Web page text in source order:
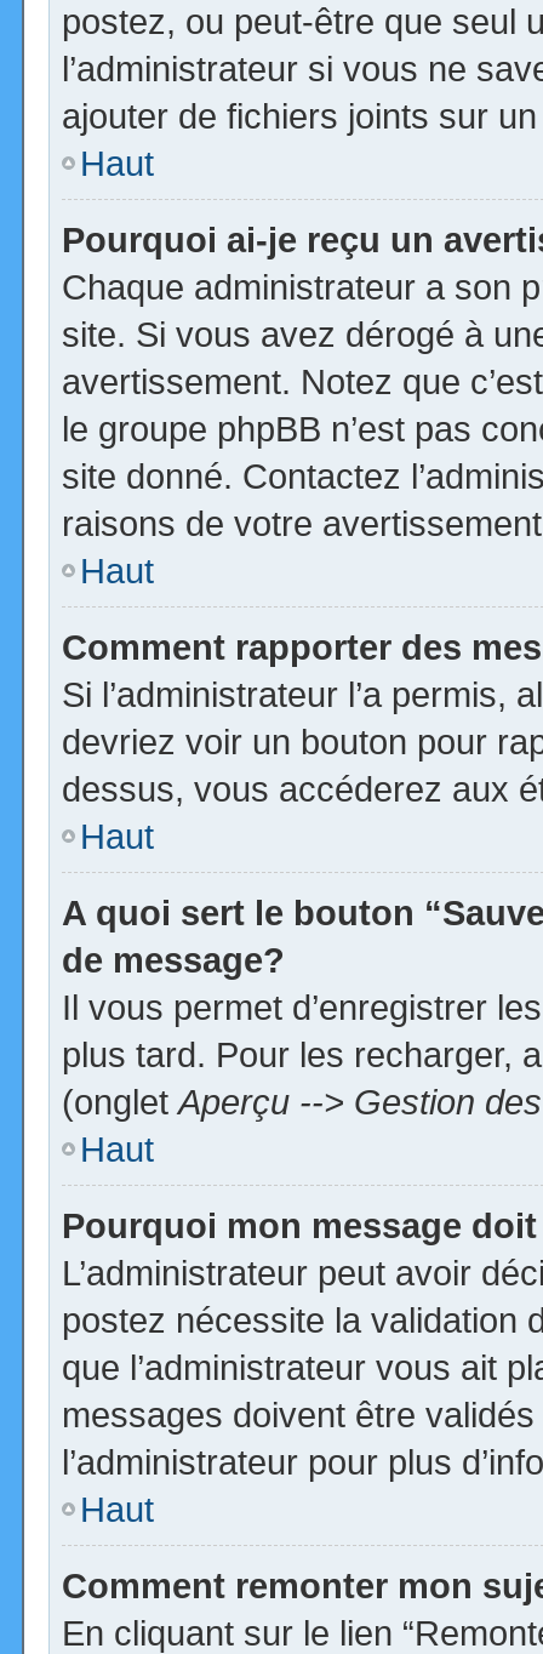
postez, ou peut-être que seul
l’administrateur si vous ne
ajouter de fichiers joints sur
Haut
Pourquoi ai-je reçu un
Chaque administrateur a son
site. Si vous avez dérogé à
avertissement. Notez que
le groupe phpBB n’est pas
site donné. Contactez
raisons de votre
Haut
Comment rapporter des
Si l’administrateur l’a permis,
devriez voir un bouton pour
dessus, vous accéderez aux
Haut
A quoi sert le bouton
de message?
Il vous permet d’enregistrer
plus tard. Pour les recharger,
(ongletAperçu --> Gestion
Haut
Pourquoi mon message
L’administrateur peut avoir
postez nécessite la validation
que l’administrateur vous ait
messages doivent être
l’administrateur pour plus
Haut
Comment remonter mon
En cliquant sur le lien